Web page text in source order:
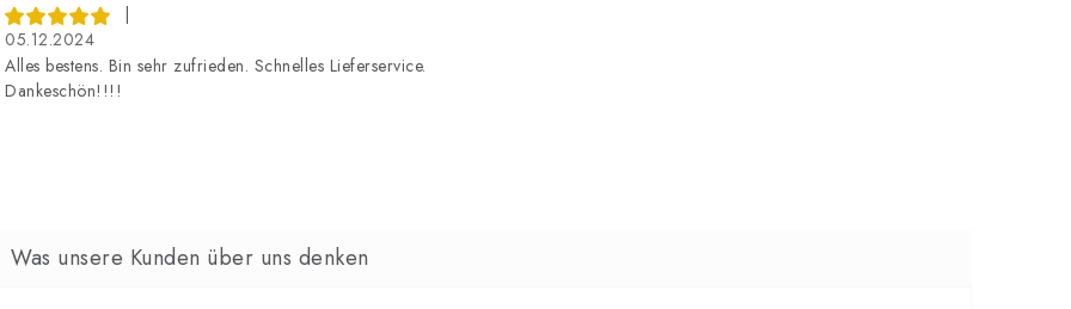
05.12.2024
Alles bestens. Bin sehr zufrieden. Schnelles Lieferservice.
Dankeschön!!!!